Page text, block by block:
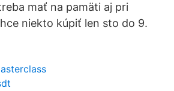
mať na pamäti aj pri
niekto kúpiť len sto do 9.